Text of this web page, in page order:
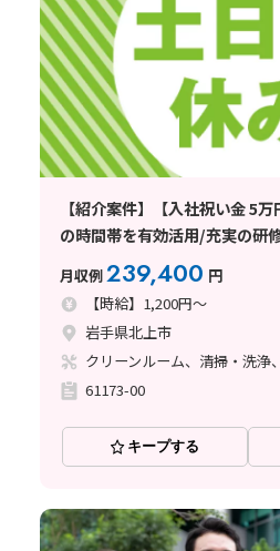
【紹介案件】【入社祝い金 5
の時間帯を有効活用/充実の研
月収例239,400 円
【時給】1,200円～
岩手県北上市
クリーンルーム、清掃・洗浄
61173-00
キープする